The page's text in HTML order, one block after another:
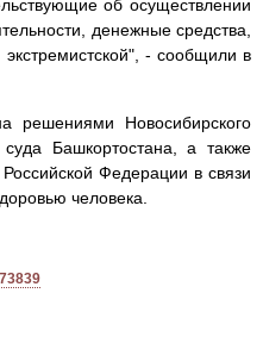
об осуществлении
денежные средства,
- сообщили в
решениями Новосибирского
Башкортостана, а также
Федерации в связи
человека.